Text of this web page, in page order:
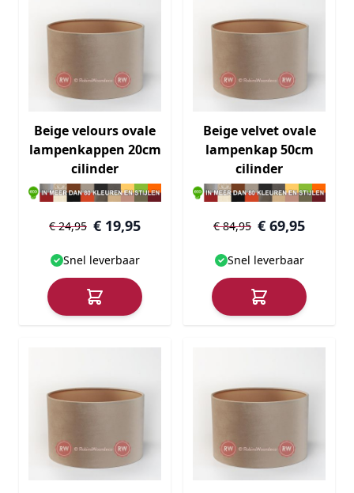
Beige velours ovale
lampenkappen 20cm
cilinder
€ 19,95
€ 24,95
Snel leverbaar
Beige velvet ovale
lampenkap 50cm
cilinder
€ 69,95
€ 84,95
Snel leverbaar